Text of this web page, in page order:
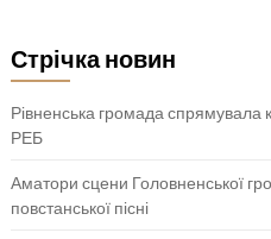
Стрічка новин
Рівненська громада спрямувала
РЕБ
Аматори сцени Головненської
повстанської пісні